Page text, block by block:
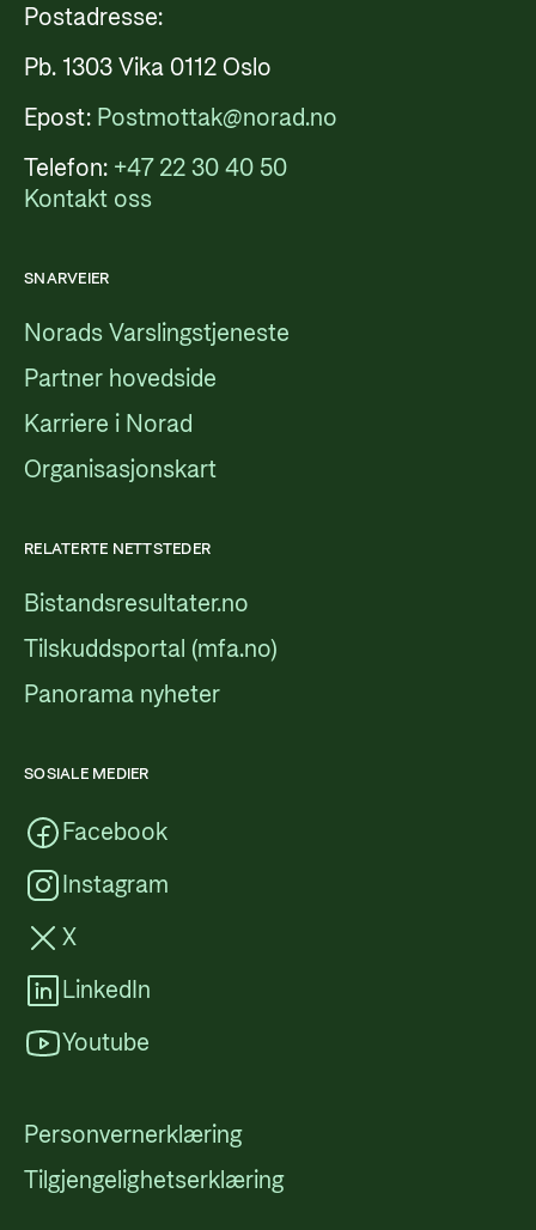
Postadresse:
Pb. 1303 Vika 0112 Oslo
Epost: Postmottak@norad.no
Telefon: +47 22 30 40 50
Kontakt oss
SNARVEIER
Norads Varslingstjeneste
Partner hovedside
Karriere i Norad
Organisasjonskart
RELATERTE NETTSTEDER
Bistandsresultater.no
Tilskuddsportal (mfa.no)
Panorama nyheter
SOSIALE MEDIER
Facebook
Instagram
X
LinkedIn
Youtube
Personvernerklæring
Tilgjengelighetserklæring